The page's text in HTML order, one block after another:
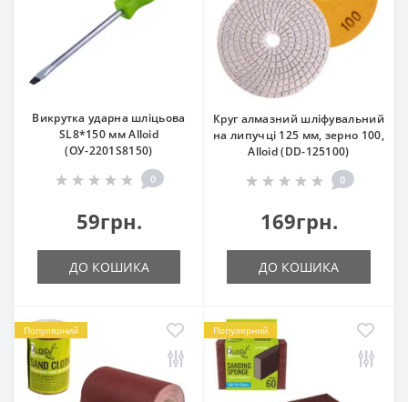
Викрутка ударна шліцьова
SL8*150 мм Alloid
(ОУ-2201S8150)
0
59грн.
ДО КОШИКА
Круг алмазний шліфувальний
на липучці 125 мм, зерно 100,
Alloid (DD-125100)
0
169грн.
ДО КОШИКА
Популярний Популярний